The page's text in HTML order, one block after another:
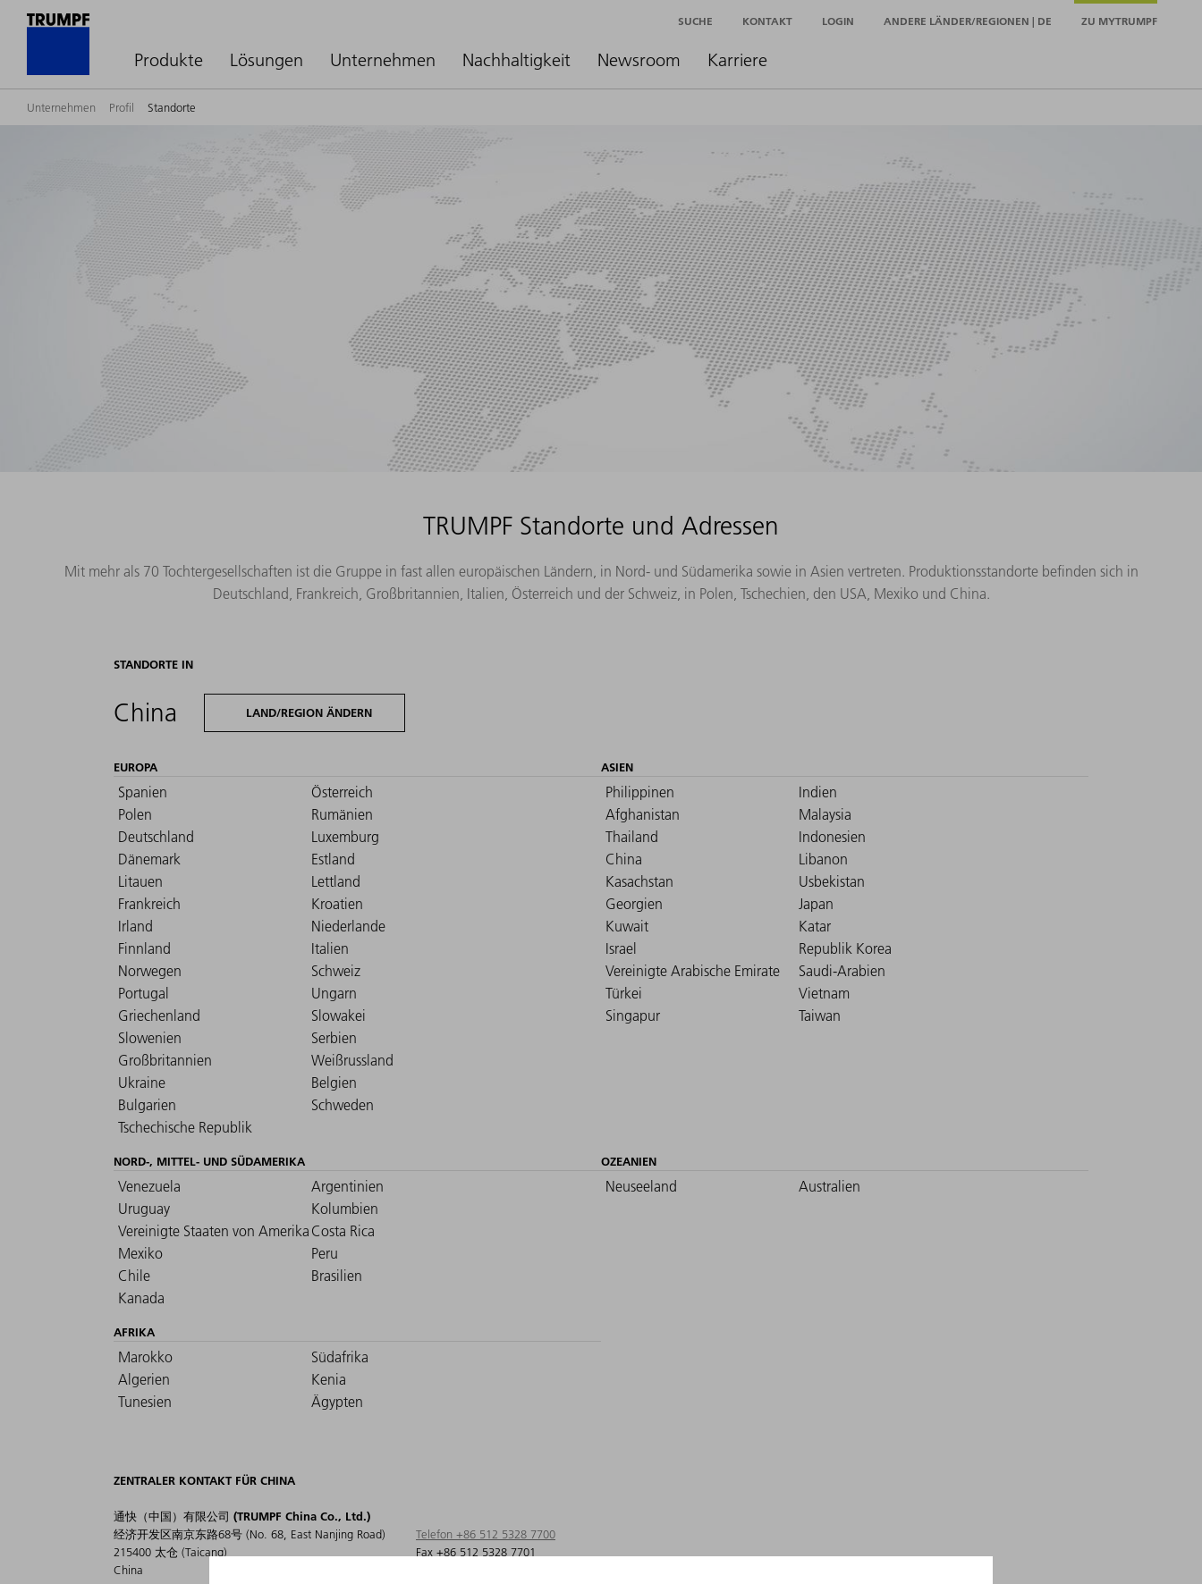
Produkte Lösungen Unternehmen Nachhaltigkeit Newsroom Karriere
SUCHE KONTAKT LOGIN ANDERE LÄNDER/REGIONEN | DE ZU MYTRUMPF
Unternehmen Profil Standorte
TRUMPF Standorte und Adressen
Mit mehr als 70 Tochtergesellschaften ist die Gruppe in fast allen europäischen Ländern, in Nord- und Südamerika sowie in Asien vertreten. Produktionsstandorte befinden sich in
Deutschland, Frankreich, Großbritannien, Italien, Österreich und der Schweiz, in Polen, Tschechien, den USA, Mexiko und China.
STANDORTE IN
China LAND/REGION ÄNDERN
EUROPA
Spanien
Österreich
Polen
Rumänien
Deutschland
Luxemburg
Dänemark
Estland
Litauen
Lettland
Frankreich
Kroatien
Irland
Niederlande
Finnland
Italien
Norwegen
Schweiz
Portugal
Ungarn
Griechenland
Slowakei
Slowenien
Serbien
Großbritannien
Weißrussland
Ukraine
Belgien
Bulgarien
Schweden
Tschechische Republik
ASIEN
Philippinen
Indien
Afghanistan
Malaysia
Thailand
Indonesien
China
Libanon
Kasachstan
Usbekistan
Georgien
Japan
Kuwait
Katar
Israel
Republik Korea
Vereinigte Arabische Emirate
Saudi-Arabien
Türkei
Vietnam
Singapur
Taiwan
NORD-, MITTEL- UND SÜDAMERIKA
Venezuela
Argentinien
Uruguay
Kolumbien
Vereinigte Staaten von Amerika Costa Rica
Mexiko
Peru
Chile
Brasilien
Kanada
OZEANIEN
Neuseeland Australien
AFRIKA
Marokko
Südafrika
Algerien
Kenia
Tunesien
Ägypten
ZENTRALER KONTAKT FÜR CHINA
通快（中国）有限公司 (TRUMPF China Co., Ltd.)
经济开发区南京东路68号 (No. 68, East Nanjing Road)
215400 太仓 (Taicang)
China
Telefon +86 512 5328 7700
Fax +86 512 5328 7701